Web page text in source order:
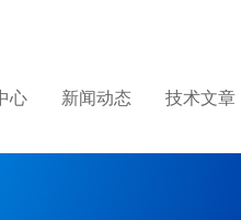
心 新闻动态 技术文章